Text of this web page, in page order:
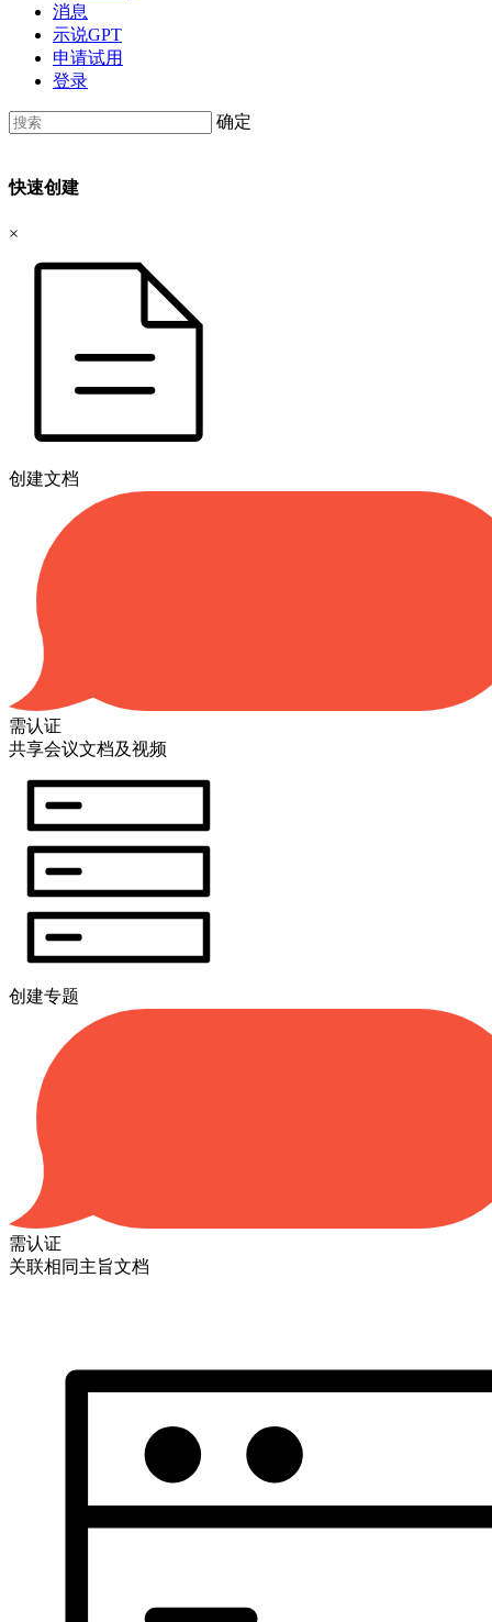
消息
示说GPT
申请试用
登录
确定
快速创建
×
创建文档
需认证
共享会议文档及视频
创建专题
需认证
关联相同主旨文档